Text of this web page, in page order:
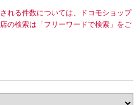
れる件数については、ドコモショップ
の検索は「フリーワードで検索」をご